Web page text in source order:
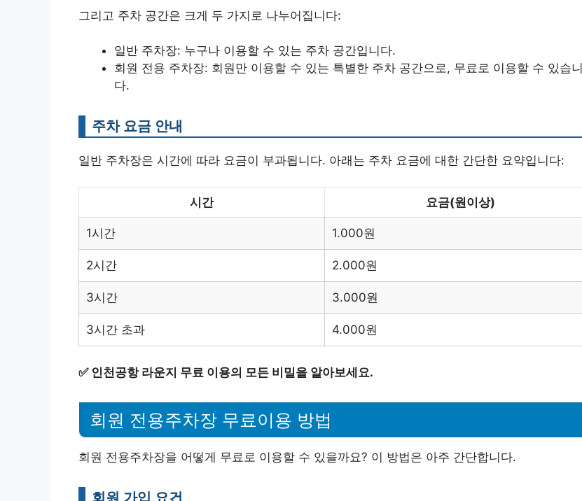
그리고 주차 공간은 크게 두 가지로 나누어집니다:
일반 주차장: 누구나 이용할 수 있는 주차 공간입니다.
회원 전용 주차장: 회원만 이용할 수 있는 특별한 주차 공간으로, 무료로 이용할 수 있습니
다.
주차 요금 안내
일반 주차장은 시간에 따라 요금이 부과됩니다. 아래는 주차 요금에 대한 간단한 요약입니다:
시간 요금(원이상)
1시간 1.000원
2시간 2.000원
3시간 3.000원
3시간 초과 4.000원
✅ 인천공항 라운지 무료 이용의 모든 비밀을 알아보세요.
회원 전용주차장 무료이용 방법
회원 전용주차장을 어떻게 무료로 이용할 수 있을까요? 이 방법은 아주 간단합니다.
회원 가입 요건